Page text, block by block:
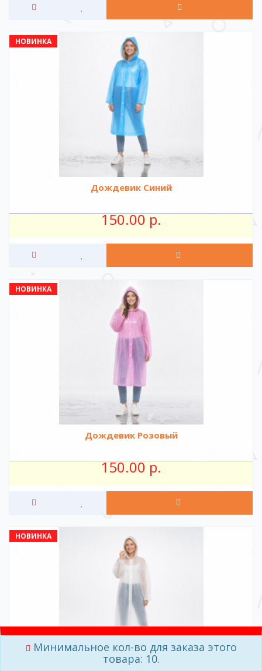
Минимальное кол-во для заказа этого
товара: 10.
НОВИНКА
Дождевик Синий
150.00 р.
НОВИНКА
Дождевик Розовый
150.00 р.
НОВИНКА